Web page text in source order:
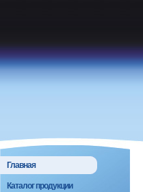
Главная
Каталог продукции